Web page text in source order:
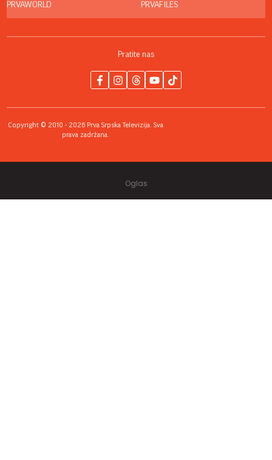
PRVAWORLD PRVAFILES
Pratite nas
Copyright © 2010 - 2026 Prva Srpska Televizija. Sva
prava zadržana.